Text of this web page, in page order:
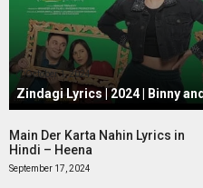
October 1, 2024
Zindagi Lyrics | 2024 | Binny
Main Der Karta Nahin Lyrics in
Hindi – Heena
September 17, 2024